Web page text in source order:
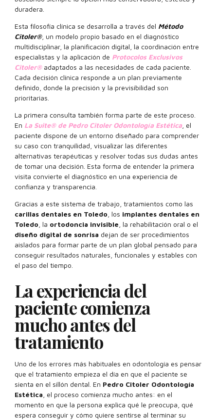
duradera.
Esta filosofía clínica se desarrolla a través del Método
Citoler®, un modelo propio basado en el diagnóstico
multidisciplinar, la planificación digital, la coordinación entre
especialistas y la aplicación de Protocolos Exclusivos
Citoler® adaptados a las necesidades de cada paciente.
Cada decisión clínica responde a un plan previamente
definido, donde la precisión y la previsibilidad son
prioritarias.
La primera consulta también forma parte de este proceso.
En La Suite® de Pedro Citoler Odontología Estética, el
paciente dispone de un entorno diseñado para comprender
su caso con tranquilidad, visualizar las diferentes
alternativas terapéuticas y resolver todas sus dudas antes
de tomar una decisión. Esta forma de entender la primera
visita convierte el diagnóstico en una experiencia de
confianza y transparencia.
Gracias a este sistema de trabajo, tratamientos como las
carillas dentales en Toledo , los implantes dentales en
Toledo , la ortodoncia invisible , la rehabilitación oral o el
diseño digital de sonrisa dejan de ser procedimientos
aislados para formar parte de un plan global pensado para
conseguir resultados naturales, funcionales y estables con
el paso del tiempo.
La experiencia del
paciente comienza
mucho antes del
tratamiento
Uno de los errores más habituales en odontología es pensar
que el tratamiento empieza el día en que el paciente se
sienta en el sillón dental. En Pedro Citoler Odontología
Estética , el proceso comienza mucho antes: en el
momento en que la persona explica qué le preocupa, qué
espera conseguir y cómo quiere sentirse al terminar su